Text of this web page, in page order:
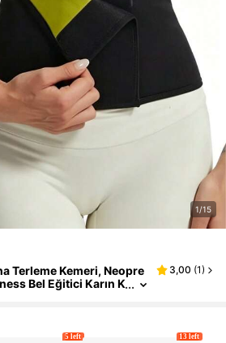
1/15
Terleme Kemeri, Neopre
Bel Eğitici Karın K
3,00 (1)
5 left 13 left